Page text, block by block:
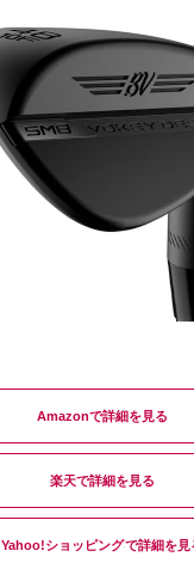
Amazon
楽天
Yahoo!ショッピング